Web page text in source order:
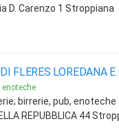
D. Carenzo 1 Stroppiana
FLERES LOREDANA E
enoteche
birrerie, pub,
REPUBBLICA 44